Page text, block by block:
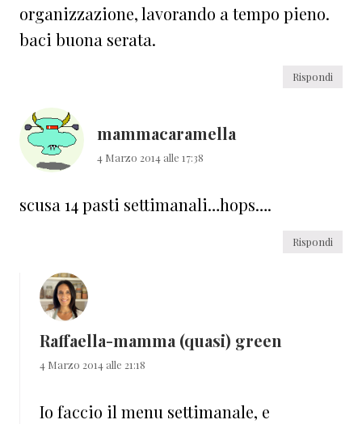
organizzazione, lavorando a tempo pieno.
baci buona serata.
Rispondi
mammacaramella
4 Marzo 2014 alle 17:38
scusa 14 pasti settimanali…hops….
Rispondi
Raffaella-mamma (quasi) green
4 Marzo 2014 alle 21:18
Io faccio il menu settimanale, e